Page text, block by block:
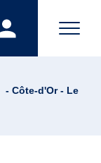
- Côte-d'Or - Le